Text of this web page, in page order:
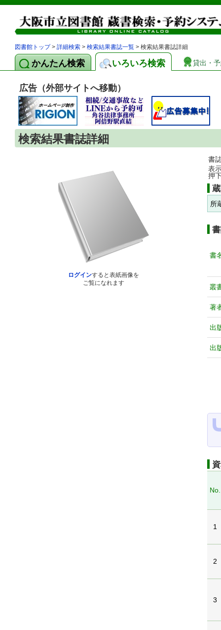
図書館トップ> 詳細検索 > 検索結果書誌一覧 > 検索結果書誌詳細
かんたん検索 いろいろ検索 貸出・
広告（外部サイトへ移動）
検索結果書誌詳細
ログインすると表紙画像を
ご覧になれます
書
表
押
所
書
叢
著
出
出
No.
1
2
3